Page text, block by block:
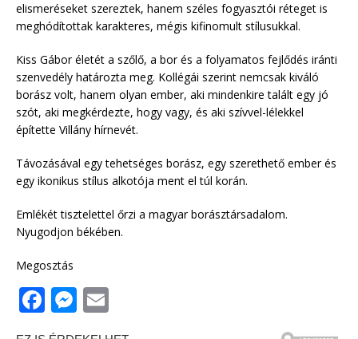
elismeréseket szereztek, hanem széles fogyasztói réteget is
meghódítottak karakteres, mégis kifinomult stílusukkal.
Kiss Gábor életét a szőlő, a bor és a folyamatos fejlődés iránti
szenvedély határozta meg. Kollégái szerint nemcsak kiváló
borász volt, hanem olyan ember, aki mindenkire talált egy jó
szót, aki megkérdezte, hogy vagy, és aki szívvel-lélekkel
építette Villány hírnevét.
Távozásával egy tehetséges borász, egy szerethető ember és
egy ikonikus stílus alkotója ment el túl korán.
Emlékét tisztelettel őrzi a magyar borásztársadalom.
Nyugodjon békében.
Megosztás
F
a
M